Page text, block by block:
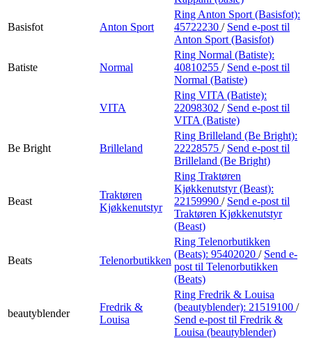
Basisfot Anton Sport
Ring Anton Sport (Basisfot):
45722230 / Send e-post til
Anton Sport (Basisfot)
Batiste Normal
Ring Normal (Batiste):
40810255 / Send e-post til
Normal (Batiste)
VITA
Ring VITA (Batiste):
22098302 / Send e-post til
VITA (Batiste)
Be Bright Brilleland
Ring Brilleland (Be Bright):
22228575 / Send e-post til
Brilleland (Be Bright)
Beast
Traktøren
Kjøkkenutstyr
Ring Traktøren
Kjøkkenutstyr (Beast):
22159990 / Send e-post til
Traktøren Kjøkkenutstyr
(Beast)
Beats Telenorbutikken
Ring Telenorbutikken
(Beats): 95402020 / Send e-
post til Telenorbutikken
(Beats)
beautyblender
Fredrik &
Louisa
Ring Fredrik & Louisa
(beautyblender): 21519100 /
Send e-post til Fredrik &
Louisa (beautyblender)